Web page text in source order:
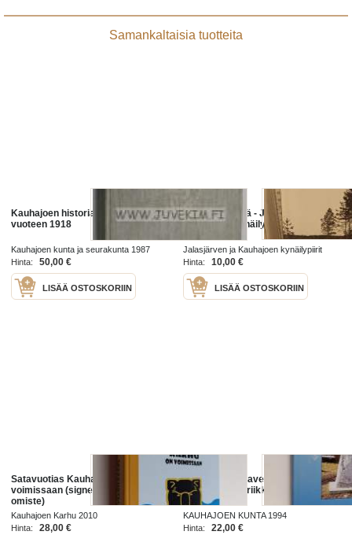
Samankaltaisia tuotteita
Kauhajoen historia Esihistoriasta
vuoteen 1918
Kauhajoen kunta ja seurakunta 1987
Hinta:
50,00 €
LISÄÄ OSTOSKORIIN
Pystymetsästä - Jalasjärven ja
Kauhajoen kynäilypiirit
Jalasjärven ja Kauhajoen kynäilypiirit
1978
Hinta: 10,00 €
LISÄÄ OSTOSKORIIN
Satavuotias Kauhajoen Karhu on
voimissaan (signeerattu, tekijän
omiste)
Kauhajoen Karhu 2010
Hinta:
28,00 €
Kauhajoen sotaveteraanit R.Y.:n
30-vuotishistoriikki : 1965-1995
KAUHAJOEN KUNTA 1994
Hinta:
22,00 €